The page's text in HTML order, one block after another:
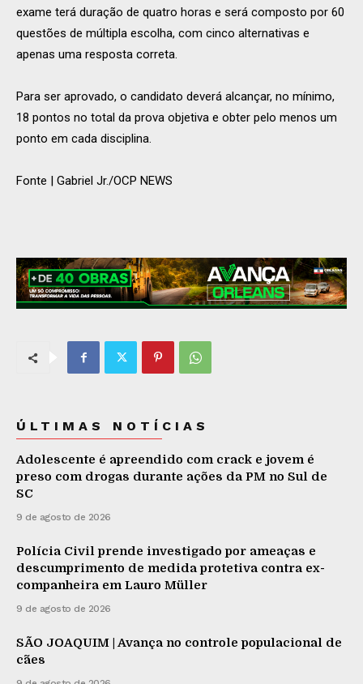
exame terá duração de quatro horas e será composto por 60
questões de múltipla escolha, com cinco alternativas e
apenas uma resposta correta.
Para ser aprovado, o candidato deverá alcançar, no mínimo,
18 pontos no total da prova objetiva e obter pelo menos um
ponto em cada disciplina.
Fonte | Gabriel Jr./OCP NEWS
ÚLTIMAS NOTÍCIAS
Adolescente é apreendido com crack e jovem é
preso com drogas durante ações da PM no Sul de
SC
9 de agosto de 2026
Polícia Civil prende investigado por ameaças e
descumprimento de medida protetiva contra ex-
companheira em Lauro Müller
9 de agosto de 2026
SÃO JOAQUIM | Avança no controle populacional de
cães